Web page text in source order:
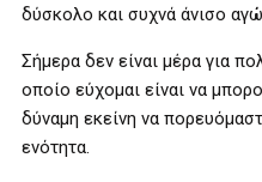
δύσκολο και συχνά άνισο
Σήμερα δεν είναι μέρα για
οποίο εύχομαι είναι να
δύναμη εκείνη να
ενότητα.